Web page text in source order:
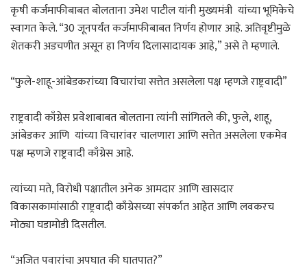
कृषी कर्जमाफीबाबत बोलताना उमेश पाटील यांनी मुख्यमंत्री यांच्या भूमिकेचे
स्वागत केले. “30 जूनपर्यंत कर्जमाफीबाबत निर्णय होणार आहे. अतिवृष्टीमुळे
शेतकरी अडचणीत असून हा निर्णय दिलासादायक आहे,” असे ते म्हणाले.
“फुले-शाहू-आंबेडकरांच्या विचारांचा सत्तेत असलेला पक्ष म्हणजे राष्ट्रवादी”
राष्ट्रवादी काँग्रेस प्रवेशाबाबत बोलताना त्यांनी सांगितले की, फुले, शाहू,
आंबेडकर आणि यांच्या विचारांवर चालणारा आणि सत्तेत असलेला एकमेव
पक्ष म्हणजे राष्ट्रवादी काँग्रेस आहे.
त्यांच्या मते, विरोधी पक्षातील अनेक आमदार आणि खासदार
विकासकामांसाठी राष्ट्रवादी काँग्रेसच्या संपर्कात आहेत आणि लवकरच
मोठ्या घडामोडी दिसतील.
“अजित पवारांचा अपघात की घातपात?”